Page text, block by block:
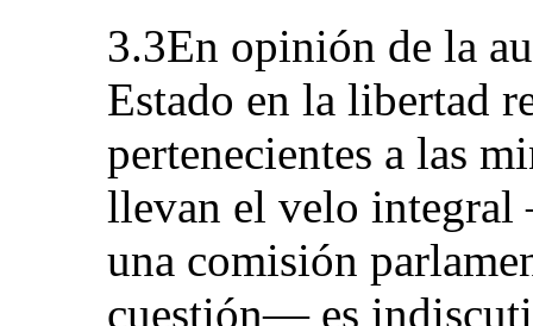
3.3En opinión de la
Estado en la libertad
pertenecientes a las
llevan el velo integral
una comisión
cuestión— es